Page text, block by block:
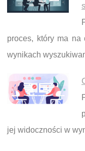
proces, który ma na
wynikach
jej widoczności w